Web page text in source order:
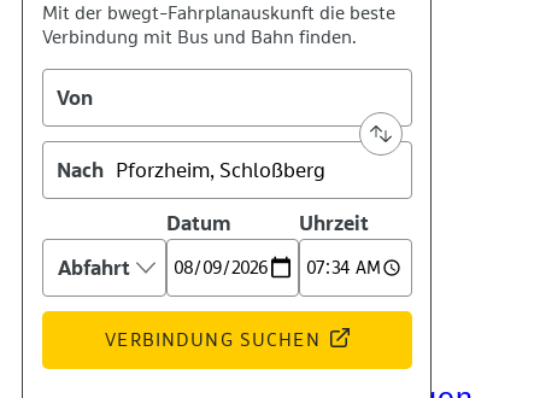
Das Team